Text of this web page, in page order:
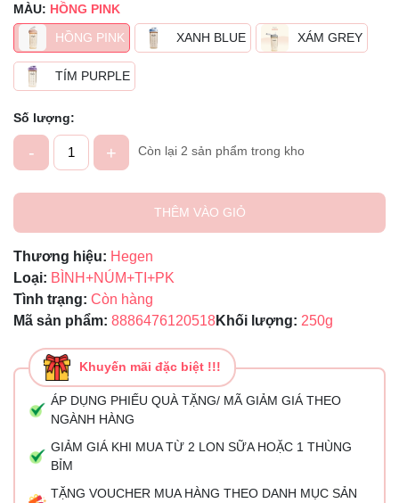
MÀU: HỒNG PINK
HỒNG PINK
XANH BLUE XÁM GREY
TÍM PURPLE
Số lượng:
- + Còn lại 2 sản phẩm trong kho
THÊM VÀO GIỎ
Thương hiệu: Hegen
Loại: BÌNH+NÚM+TI+PK
Tình trạng: Còn hàng
Mã sản phẩm: 8886476120518Khối lượng: 250g
Khuyến mãi đặc biệt !!!
ÁP DỤNG PHIẾU QUÀ TẶNG/ MÃ GIẢM GIÁ THEO
NGÀNH HÀNG
GIẢM GIÁ KHI MUA TỪ 2 LON SỮA HOẶC 1 THÙNG
BỈM
TẶNG VOUCHER MUA HÀNG THEO DANH MỤC SẢN